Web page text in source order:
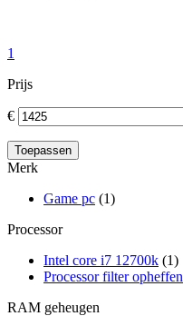
1
Prijs
€
Merk
Game pc (1)
Processor
Intel core i7 12700k (1)
Processor filter opheffen
RAM geheugen